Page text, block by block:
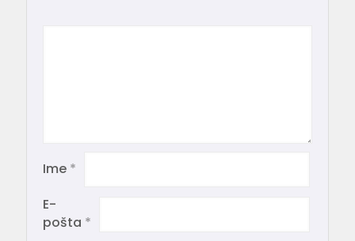
Ime *
E-
pošta *